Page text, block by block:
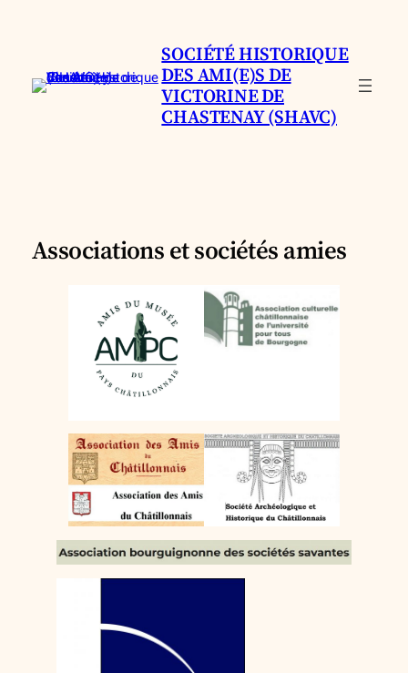
SOCIÉTÉ HISTORIQUE
DES AMI(E)S DE
VICTORINE DE
CHASTENAY (SHAVC)
Associations et sociétés amies